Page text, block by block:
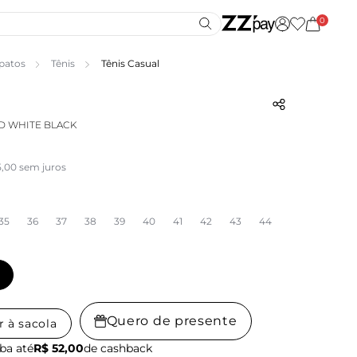
0
Tênis Tênis Casual
WHITE BLACK
sem juros
36 37 38 39 40 41 42 43 44
à sacola Quero de presente
atéR$ 52,00de cashback